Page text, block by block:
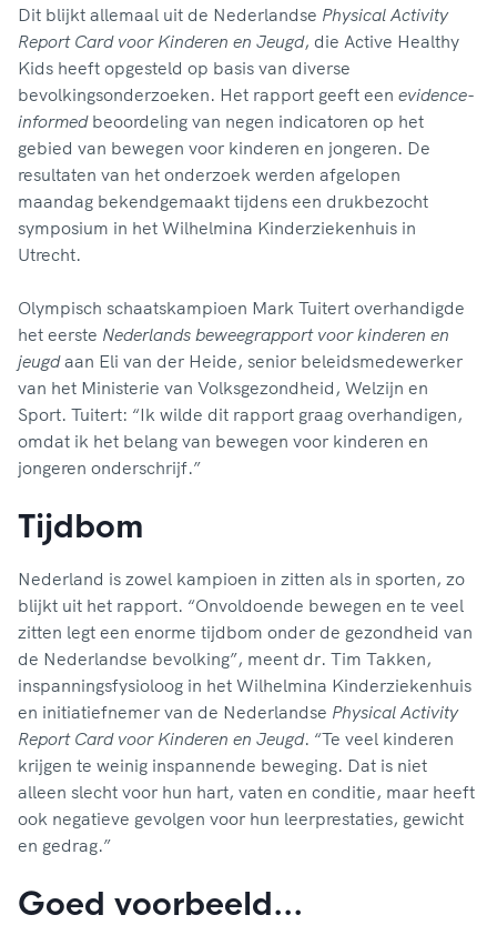
Dit blijkt allemaal uit de Nederlandse Physical Activity
Report Card voor Kinderen en Jeugd, die Active Healthy
Kids heeft opgesteld op basis van diverse
bevolkingsonderzoeken. Het rapport geeft een evidence-
informedbeoordeling van negen indicatoren op het
gebied van bewegen voor kinderen en jongeren. De
resultaten van het onderzoek werden afgelopen
maandag bekendgemaakt tijdens een drukbezocht
symposium in het Wilhelmina Kinderziekenhuis in
Utrecht.
Olympisch schaatskampioen Mark Tuitert overhandigde
het eerste Nederlands beweegrapport voor kinderen en
jeugdaan Eli van der Heide, senior beleidsmedewerker
van het Ministerie van Volksgezondheid, Welzijn en
Sport. Tuitert: “Ik wilde dit rapport graag overhandigen,
omdat ik het belang van bewegen voor kinderen en
jongeren onderschrijf.”
Tijdbom
Nederland is zowel kampioen in zitten als in sporten, zo
blijkt uit het rapport. “Onvoldoende bewegen en te veel
zitten legt een enorme tijdbom onder de gezondheid van
de Nederlandse bevolking”, meent dr. Tim Takken,
inspanningsfysioloog in het Wilhelmina Kinderziekenhuis
en initiatiefnemer van de Nederlandse Physical Activity
Report Card voor Kinderen en Jeugd. “Te veel kinderen
krijgen te weinig inspannende beweging. Dat is niet
alleen slecht voor hun hart, vaten en conditie, maar heeft
ook negatieve gevolgen voor hun leerprestaties, gewicht
en gedrag.”
Goed voorbeeld…